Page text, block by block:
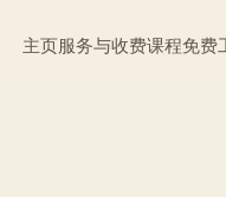
主页服务与收费课程免费